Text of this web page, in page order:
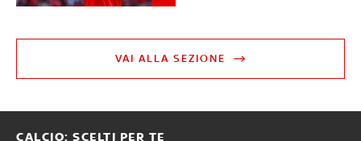
VAI ALLA SEZIONE
CALCIO: SCELTI PER TE